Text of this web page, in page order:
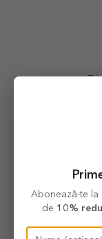
Abonează-te la
de 10%